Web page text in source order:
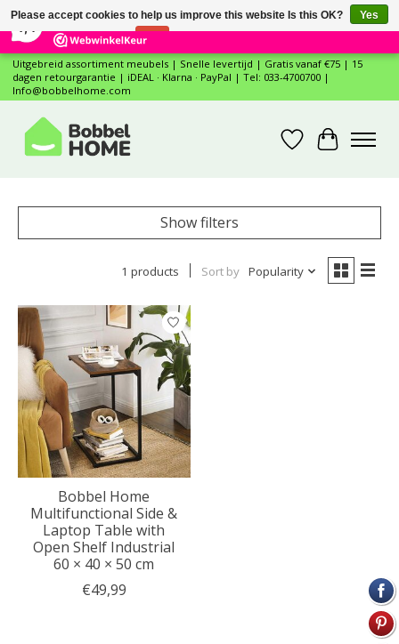
12 Reviews ×
Uitgebreid assortiment meubels | Snelle levertijd | Gratis vanaf €75 | 15
dagen retourgarantie | iDEAL · Klarna · PayPal | Tel: 033-4700700 |
Info@bobbelhome.com
WishlistCart
Show filters
1 products Sort by Popularity
Bobbel Home
Multifunctional Side &
Laptop Table with
Open Shelf Industrial
60 × 40 × 50 cm
€49,99
Please accept cookies to help us improve this website Is this OK?
Yes
No